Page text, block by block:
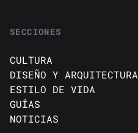
SECCIONES
CULTURA
DISEÑO Y ARQUITECTURA
ESTILO DE VIDA
GUÍAS
NOTICIAS